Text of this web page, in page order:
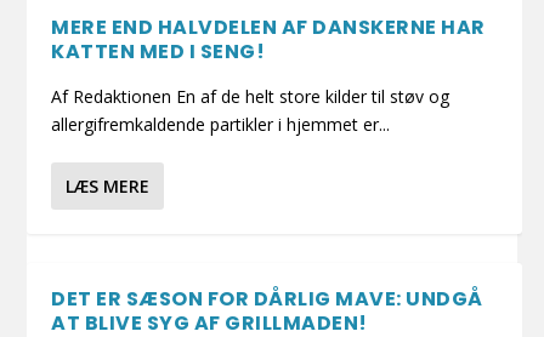
MERE END HALVDELEN AF DANSKERNE HAR
KATTEN MED I SENG!
Af Redaktionen En af de helt store kilder til støv og
allergifremkaldende partikler i hjemmet er...
LÆS MERE
DET ER SÆSON FOR DÅRLIG MAVE: UNDGÅ
AT BLIVE SYG AF GRILLMADEN!